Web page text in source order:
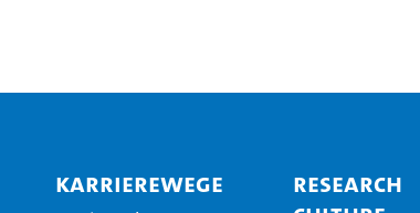
Karrierewege
Research